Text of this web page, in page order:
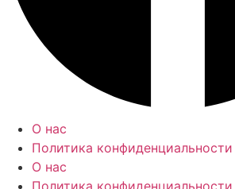
О нас
Политика конфиденциальности
О нас
Политика конфиденциальности